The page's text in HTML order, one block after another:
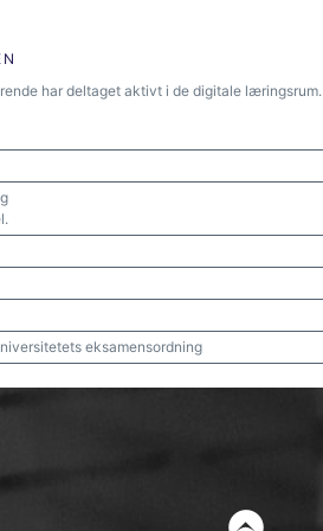
har deltaget aktivt i de digitale læringsrum.
eksamensordning